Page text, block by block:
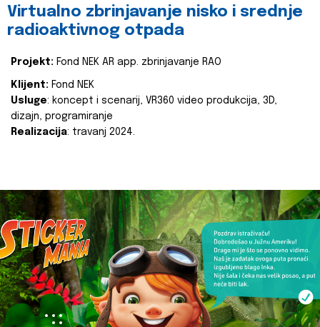
Virtualno zbrinjavanje nisko i srednje
radioaktivnog otpada
Projekt: Fond NEK AR app. zbrinjavanje RAO
Klijent: Fond NEK
Usluge: koncept i scenarij, VR360 video produkcija, 3D,
dizajn, programiranje
Realizacija: travanj 2024.